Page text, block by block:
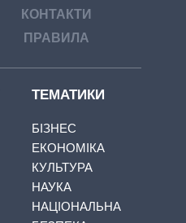
КОНТАКТИ
ПРАВИЛА
ТЕМАТИКИ
БІЗНЕС
ЕКОНОМІКА
КУЛЬТУРА
НАУКА
НАЦІОНАЛЬНА